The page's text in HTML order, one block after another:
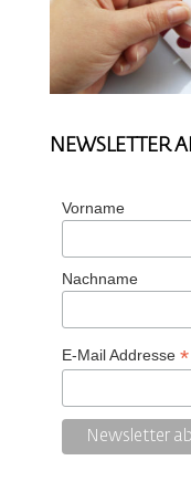
NEWSLETTER
Vorname
Nachname
E-Mail Addresse *